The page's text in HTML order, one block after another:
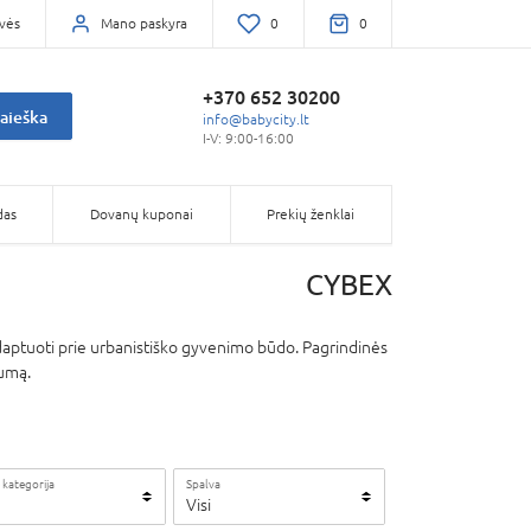
Mano paskyra 0 0
+370 652 30200
info@babycity.lt
I-V: 9:00-16:00
Dovanų kuponai Prekių ženklai
CYBEX
prie urbanistiško gyvenimo būdo. Pagrindinės
kategorija Spalva
Visi